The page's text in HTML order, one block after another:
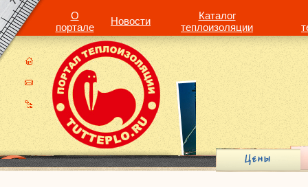
О
портале
Новости
Каталог
теплоизоляции